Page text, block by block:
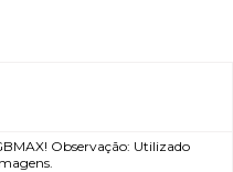
Observação: Utilizado